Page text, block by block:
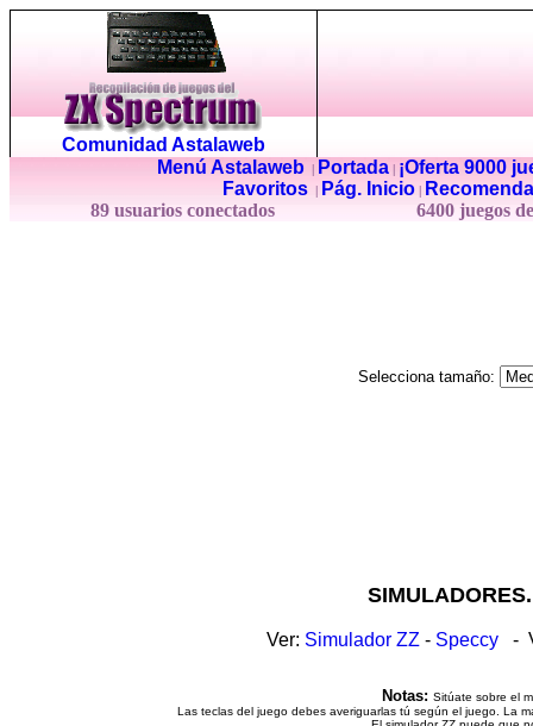
Comunidad Astalaweb
Menú Astalaweb| Portada|
¡Oferta 9000
Favoritos
Pág. Inicio
89 usuarios conectados
6400 juegos
Selecciona tamaño:
Ver: Simulador ZZ - Speccy -
Notas: Sitúate sobre el
Las teclas del juego debes averiguarlas tú según el juego. La